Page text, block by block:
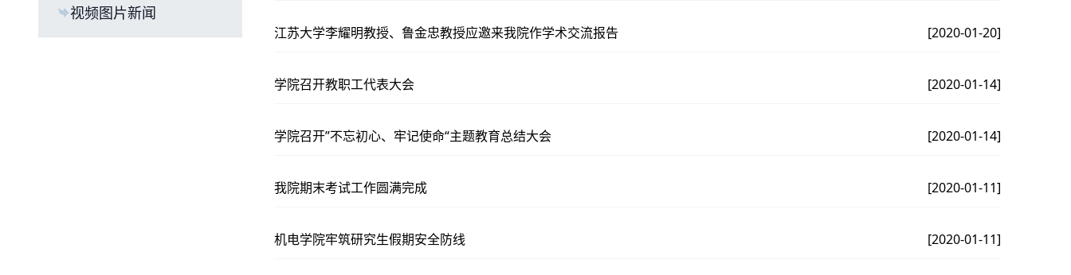
视频图片新闻
江苏大学李耀明教授、鲁金忠教授应邀来我院作学术交流报告 [2020-01-20]
学院召开教职工代表大会 [2020-01-14]
学院召开”不忘初心、牢记使命“主题教育总结大会 [2020-01-14]
我院期末考试工作圆满完成 [2020-01-11]
机电学院牢筑研究生假期安全防线 [2020-01-11]